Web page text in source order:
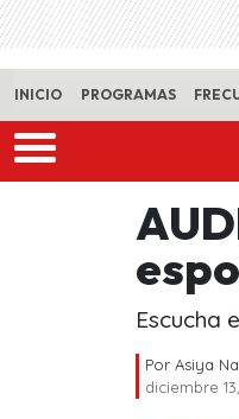
INICIO PROGRAMAS
Escucha
Por Asiya
diciembre